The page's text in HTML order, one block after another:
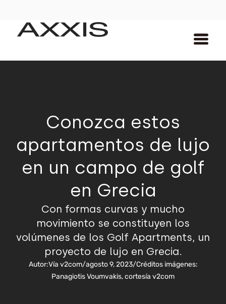
Conozca estos
apartamentos de lujo
en un campo de golf
en Grecia
Con formas curvas y mucho
movimiento se constituyen los
volúmenes de los Golf Apartments, un
proyecto de lujo en Grecia.
Autor:Vía v2com/agosto 9, 2023/Créditos imágenes:
Panagiotis Voumvakis, cortesía v2com